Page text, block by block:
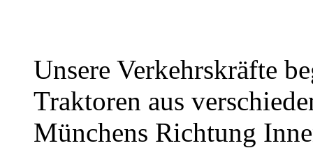
Unsere Verkehrskräfte
Traktoren aus
Münchens Richtung